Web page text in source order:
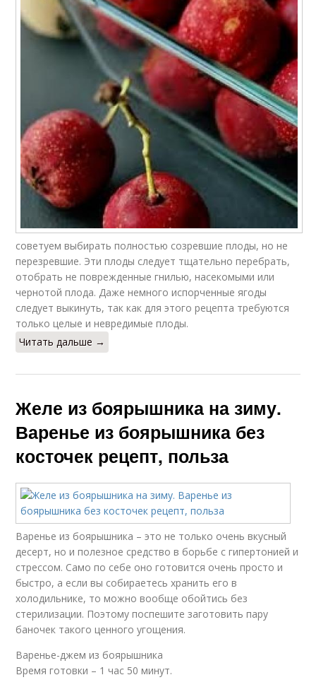
советуем выбирать полностью созревшие плоды, но не
перезревшие. Эти плоды следует тщательно перебрать,
отобрать не поврежденные гнилью, насекомыми или
чернотой плода. Даже немного испорченные ягоды
следует выкинуть, так как для этого рецепта требуются
только целые и невредимые плоды.
Читать дальше →
Желе из боярышника на зиму.
Варенье из боярышника без
косточек рецепт, польза
Варенье из боярышника – это не только очень вкусный
десерт, но и полезное средство в борьбе с гипертонией и
стрессом. Само по себе оно готовится очень просто и
быстро, а если вы собираетесь хранить его в
холодильнике, то можно вообще обойтись без
стерилизации. Поэтому поспешите заготовить пару
баночек такого ценного угощения.
Варенье-джем из боярышника
Время готовки – 1 час 50 минут.